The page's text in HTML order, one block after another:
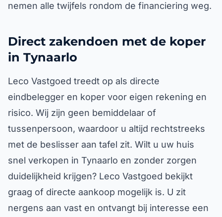
nemen alle twijfels rondom de financiering weg.
Direct zakendoen met de koper
in Tynaarlo
Leco Vastgoed treedt op als directe
eindbelegger en koper voor eigen rekening en
risico. Wij zijn geen bemiddelaar of
tussenpersoon, waardoor u altijd rechtstreeks
met de beslisser aan tafel zit. Wilt u uw huis
snel verkopen in Tynaarlo en zonder zorgen
duidelijkheid krijgen? Leco Vastgoed bekijkt
graag of directe aankoop mogelijk is. U zit
nergens aan vast en ontvangt bij interesse een